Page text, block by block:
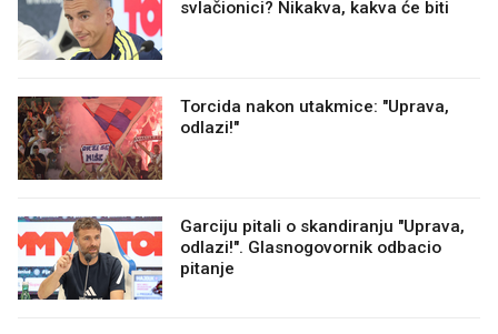
svlačionici? Nikakva, kakva će biti
Torcida nakon utakmice: "Uprava,
odlazi!"
Garciju pitali o skandiranju "Uprava,
odlazi!". Glasnogovornik odbacio
pitanje